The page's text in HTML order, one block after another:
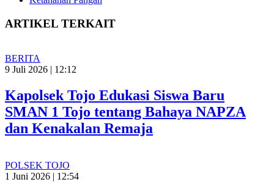
ARTIKEL TERKAIT
BERITA
9 Juli 2026 | 12:12
Kapolsek Tojo Edukasi Siswa Baru
SMAN 1 Tojo tentang Bahaya NAPZA
dan Kenakalan Remaja
POLSEK TOJO
1 Juni 2026 | 12:54